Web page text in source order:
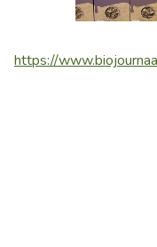
https://